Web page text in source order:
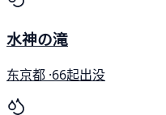
水神の滝
东京都 ·66起出没